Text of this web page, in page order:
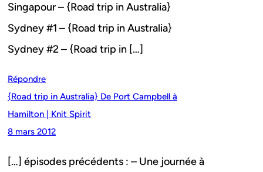
Singapour – {Road trip in Australia}
Sydney #1 – {Road trip in Australia}
Sydney #2 – {Road trip in […]
Répondre
{Road trip in Australia} De Port Campbell à
Hamilton | Knit Spirit
8 mars 2012
[…] épisodes précédents : – Une journée à